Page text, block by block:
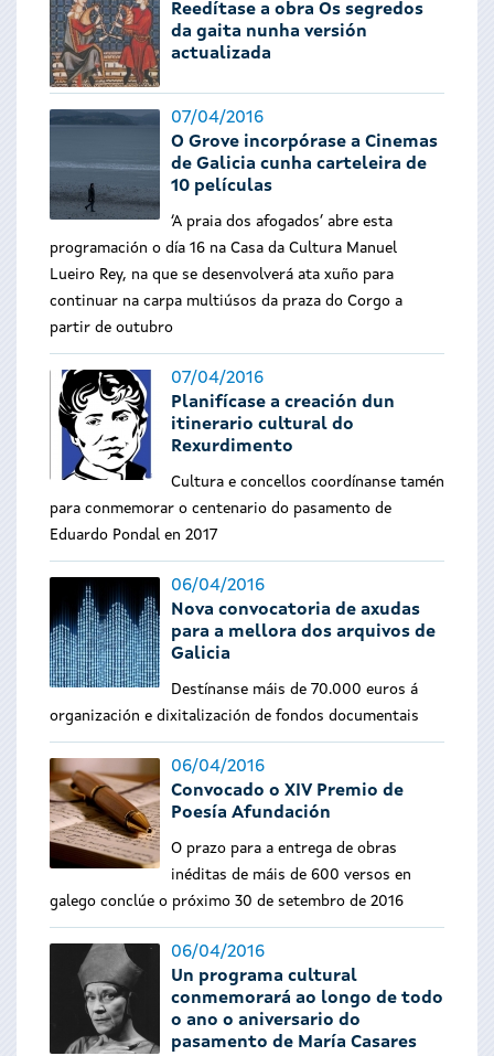
Reedítase a obra Os segredos
da gaita nunha versión
actualizada
07/04/2016
O Grove incorpórase a Cinemas
de Galicia cunha carteleira de
10 películas
‘A praia dos afogados’ abre esta
programación o día 16 na Casa da Cultura Manuel
Lueiro Rey, na que se desenvolverá ata xuño para
continuar na carpa multiúsos da praza do Corgo a
partir de outubro
07/04/2016
Planifícase a creación dun
itinerario cultural do
Rexurdimento
Cultura e concellos coordínanse tamén
para conmemorar o centenario do pasamento de
Eduardo Pondal en 2017
06/04/2016
Nova convocatoria de axudas
para a mellora dos arquivos de
Galicia
Destínanse máis de 70.000 euros á
organización e dixitalización de fondos documentais
06/04/2016
Convocado o XIV Premio de
Poesía Afundación
O prazo para a entrega de obras
inéditas de máis de 600 versos en
galego conclúe o próximo 30 de setembro de 2016
06/04/2016
Un programa cultural
conmemorará ao longo de todo
o ano o aniversario do
pasamento de María Casares